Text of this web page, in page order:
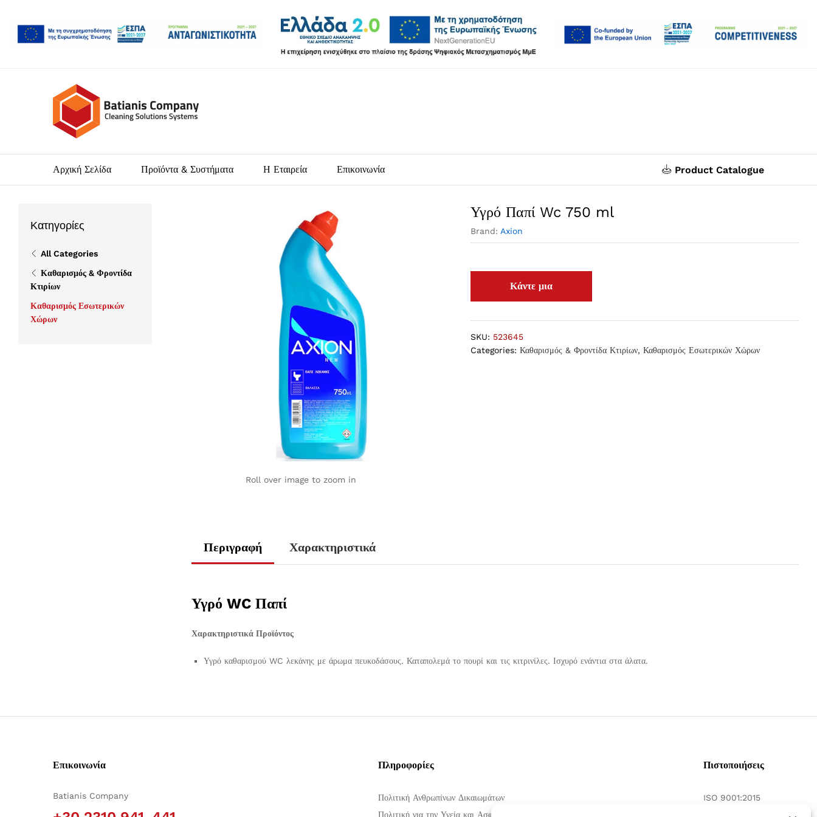
Αρχική Σελίδα Προϊόντα & Συστήματα Η Εταιρεία Επικοινωνία Product Catalogue
Roll over image to zoom in
Υγρό Παπί Wc 750 ml
Brand: Axion
SKU: 523645
Categories:Καθαρισμός & Φροντίδα Κτιρίων,Καθαρισμός Εσωτερικών Χώρων
Περιγραφή Χαρακτηριστικά
Υγρό WC Παπί
Χαρακτηριστικά Προϊόντος
Υγρό καθαρισμού WC λεκάνης με άρωμα πευκοδάσους. Καταπολεμά το πουρί και τις κιτρινίλες. Ισχυρό ενάντια στα άλατα.
Κατηγορίες
All Categories
Καθαρισμός & Φροντίδα
Κτιρίων
Καθαρισμός Εσωτερικών
Χώρων
Επικοινωνία
Batianis Company
Πληροφορίες
Πολιτική Ανθρωπίνων Δικαιωμάτων
Πολιτική για την Υγεία και Ασφάλεια στην Εργασία
Πιστοποιήσεις
ISO 9001:2015